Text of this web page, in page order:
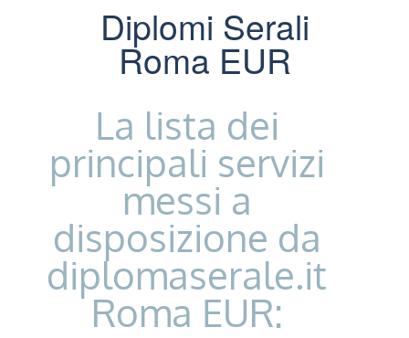
Diplomi Serali
Roma EUR
La lista dei
principali servizi
messi a
disposizione da
diplomaserale.it
Roma EUR: